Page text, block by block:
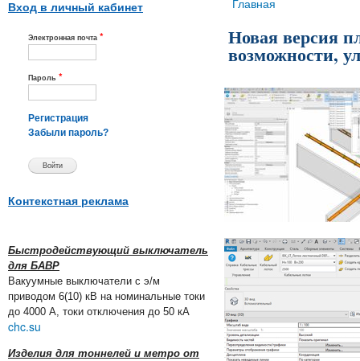
Вход в личный кабинет
Электронная почта *
Пароль *
Регистрация
Забыли пароль?
Контекстная реклама
Быстродействующий выключатель
для БАВР
Вакуумные выключатели с э/м
приводом 6(10) кВ на номинальные токи
до 4000 А, токи отключения до 50 кА
chc.su
Изделия для тоннелей и метро от
Вы здесь
Главная
Новая версия
возможности,